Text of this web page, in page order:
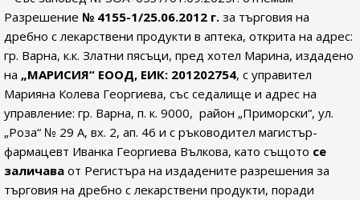
Разрешение № 4155-1/25.06.2012 г. за търговия на
дребно с лекарствени продукти в аптека, открита на адрес:
гр. Варна, к.к. Златни пясъци, пред хотел Марина, издадено
на „МАРИСИЯ“ ЕООД, ЕИК: 201202754, с управител
Марияна Колева Георгиева, със седалище и адрес на
управление: гр. Варна, п. к. 9000, район „Приморски“, ул.
„Роза“ № 29 А, вх. 2, ап. 46 и с ръководител магистър-
фармацевт Иванка Георгиева Вълкова, като същото се
заличава от Регистъра на издадените разрешения за
търговия на дребно с лекарствени продукти, поради